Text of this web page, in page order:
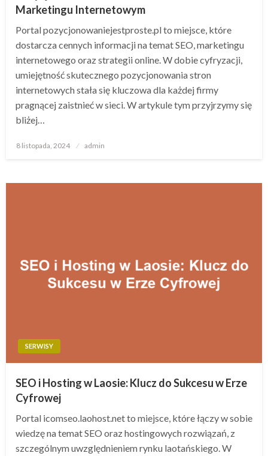
Marketingu Internetowym
Portal pozycjonowaniejestproste.pl to miejsce, które
dostarcza cennych informacji na temat SEO, marketingu
internetowego oraz strategii online. W dobie cyfryzacji,
umiejętność skutecznego pozycjonowania stron
internetowych stała się kluczowa dla każdej firmy
pragnącej zaistnieć w sieci. W artykule tym przyjrzymy się
bliżej…
Opublikowane
8 listopada, 2024 admin
SERWISY
SEO i Hosting w Laosie: Klucz do Sukcesu w Erze
Cyfrowej
Portal icomseo.laohost.net to miejsce, które łączy w sobie
wiedzę na temat SEO oraz hostingowych rozwiązań, z
szczególnym uwzględnieniem rynku laotańskiego. W